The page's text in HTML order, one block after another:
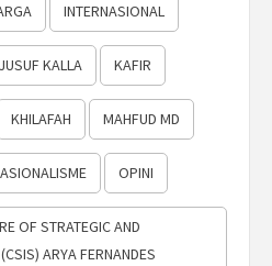
INTERNASIONAL
JUSUF KALLA KAFIR
KHILAFAH MAHFUD MD
OPINI
OF STRATEGIC AND
ARYA FERNANDES